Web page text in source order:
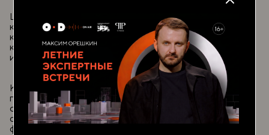
Цзянь Лянь — основатель и руководитель пекинской
компании Beijing Hengce Investment Consulting Co.,
которая специализируется на предоставлении
консалтинговых услуг в сфере стратегических
инвестиций.
Как основатель бизнеса, он обладает глубоким
пониманием всего цикла инвестиционного процесса —
от поиска и оценки перспективных проектов до
структурирования сделок и привлечения
финансирования.